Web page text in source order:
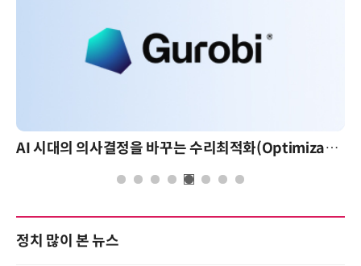
AI 시대의 의사결정을 바꾸는 수리최적화(Optimization): 실제 산업 적용 사례와 활용 전략
정치 많이 본 뉴스